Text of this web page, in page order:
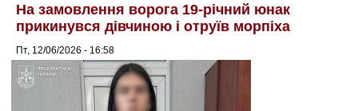
На замовлення ворога 19-річний юнак
прикинувся дівчиною і отруїв морпіха
Пт, 12/06/2026 - 16:58